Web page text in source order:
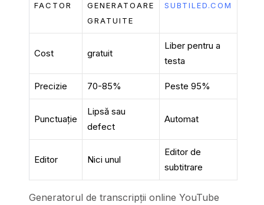
FACTOR
GENERATOARE
GRATUITE
SUBTILED.COM
Cost gratuit
Liber pentru a
testa
Precizie 70-85% Peste 95%
Punctuație
Lipsă sau
defect
Automat
Editor Nici unul
Editor de
subtitrare
Generatorul de transcripții online YouTube